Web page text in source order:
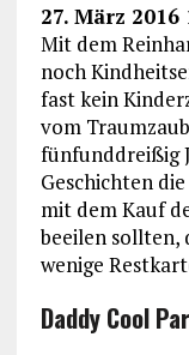
27. März
Mit dem
noch
fast kein
vom
fünfunddreißig
Geschichten
mit dem Kauf
beeilen sollten,
wenige
Daddy Cool